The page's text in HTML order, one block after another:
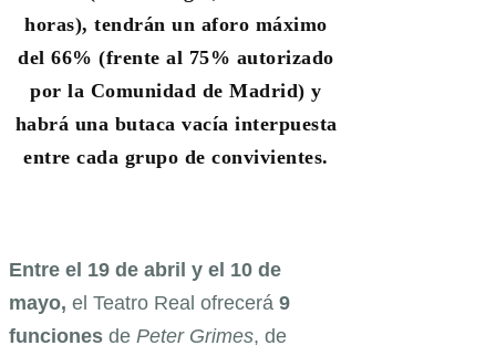
horas), tendrán un aforo máximo
del 66% (frente al 75% autorizado
por la Comunidad de Madrid) y
habrá una butaca vacía interpuesta
entre cada grupo de convivientes.
Entre el 19 de abril y el 10 de
mayo, el Teatro Real ofrecerá 9
funciones de Peter Grimes, de